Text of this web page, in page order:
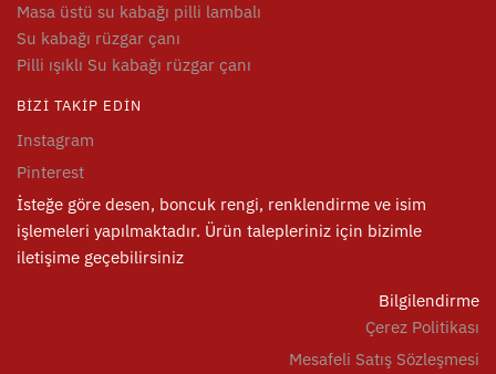
Masa üstü su kabağı pilli lambalı
Su kabağı rüzgar çanı
Pilli ışıklı Su kabağı rüzgar çanı
BIZI TAKIP EDIN
Instagram
Pinterest
İsteğe göre desen, boncuk rengi, renklendirme ve isim
işlemeleri yapılmaktadır. Ürün talepleriniz için bizimle
iletişime geçebilirsiniz
Bilgilendirme
Çerez Politikası
Mesafeli Satış Sözleşmesi